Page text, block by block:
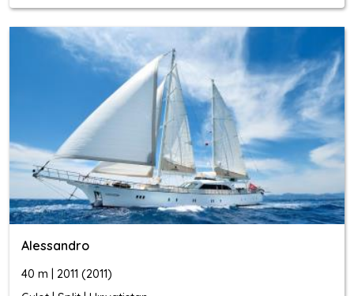
Alessandro
40 m | 2011 (2011)